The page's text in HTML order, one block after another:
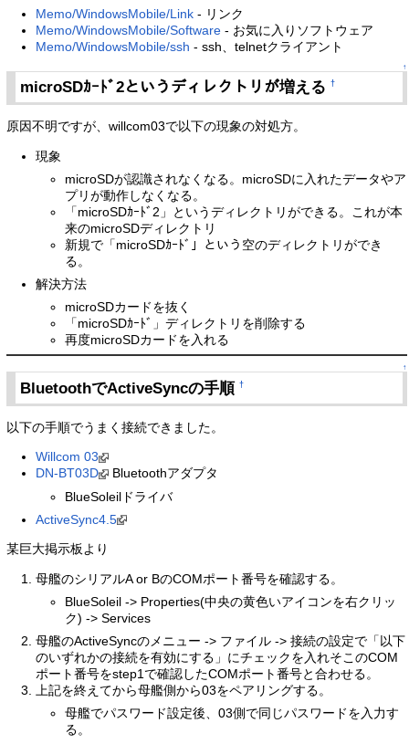
Memo/WindowsMobile/Link - リンク
Memo/WindowsMobile/Software - お気に入りソフトウェア
Memo/WindowsMobile/ssh - ssh、telnetクライアント
↑
microSDｶｰﾄﾞ2というディレクトリが増える†
原因不明ですが、willcom03で以下の現象の対処方。
現象
microSDが認識されなくなる。microSDに入れたデータやア
プリが動作しなくなる。
「microSDｶｰﾄﾞ2」というディレクトリができる。これが本
来のmicroSDディレクトリ
新規で「microSDｶｰﾄﾞ」という空のディレクトリができ
る。
解決方法
microSDカードを抜く
「microSDｶｰﾄﾞ」ディレクトリを削除する
再度microSDカードを入れる
↑
BluetoothでActiveSyncの手順†
以下の手順でうまく接続できました。
Willcom 03
DN-BT03D
Bluetoothアダプタ
BlueSoleilドライバ
ActiveSync4.5
某巨大掲示板より
母艦のシリアルA or BのCOMポート番号を確認する。
BlueSoleil -> Properties(中央の黄色いアイコンを右クリッ
ク) -> Services
母艦のActiveSyncのメニュー -> ファイル -> 接続の設定で「以下
のいずれかの接続を有効にする」にチェックを入れそこのCOM
ポート番号をstep1で確認したCOMポート番号と合わせる。
上記を終えてから母艦側から03をペアリングする。
母艦でパスワード設定後、03側で同じパスワードを入力す
る。